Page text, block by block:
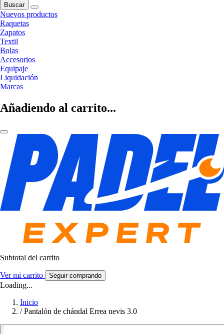
Buscar
Nuevos productos
Raquetas
Zapatos
Textil
Bolas
Accesorios
Equipaje
Liquidación
Marcas
Añadiendo al carrito...
Subtotal del carrito
Ver mi carrito Seguir comprando
Loading...
Inicio
/ Pantalón de chándal Errea nevis 3.0